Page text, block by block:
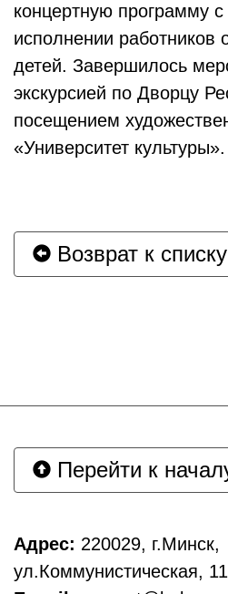
концертную программу
исполнении работников
детей. Завершилось
экскурсией по Дворцу
посещением
«Университет культуры».
Возврат к списку
Перейти к
Адрес: 220029, г.Минск,
ул.Коммунистическая,